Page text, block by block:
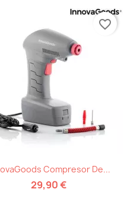
Compresor De...
29,90 €
favorite_border